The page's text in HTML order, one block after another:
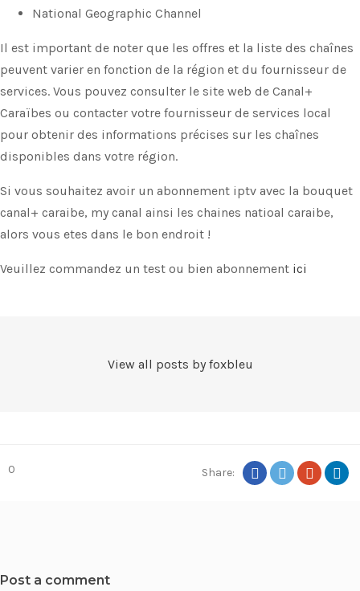
National Geographic Channel
Il est important de noter que les offres et la liste des chaînes
peuvent varier en fonction de la région et du fournisseur de
services. Vous pouvez consulter le site web de Canal+
Caraïbes ou contacter votre fournisseur de services local
pour obtenir des informations précises sur les chaînes
disponibles dans votre région.
Si vous souhaitez avoir un abonnement iptv avec la bouquet
canal+ caraibe, my canal ainsi les chaines natioal caraibe,
alors vous etes dans le bon endroit !
Veuillez commandez un test ou bien abonnement ici
View all posts by foxbleu
0 Share:
Post a comment